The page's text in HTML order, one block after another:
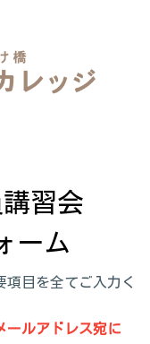
習会
ーム
項目を全てご入力く
ールアドレス宛に